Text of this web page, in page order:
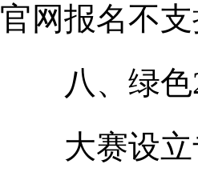
官网报名不支
八、绿色
大赛设立